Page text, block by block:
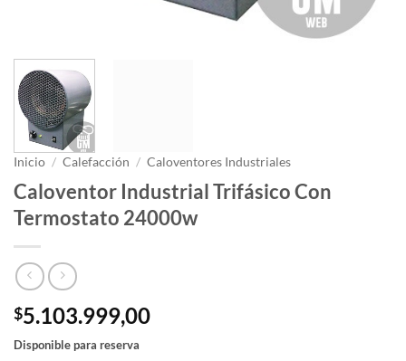
Inicio / Calefacción / Caloventores Industriales
Caloventor Industrial Trifásico Con
Termostato 24000w
$5.103.999,00
Disponible para reserva